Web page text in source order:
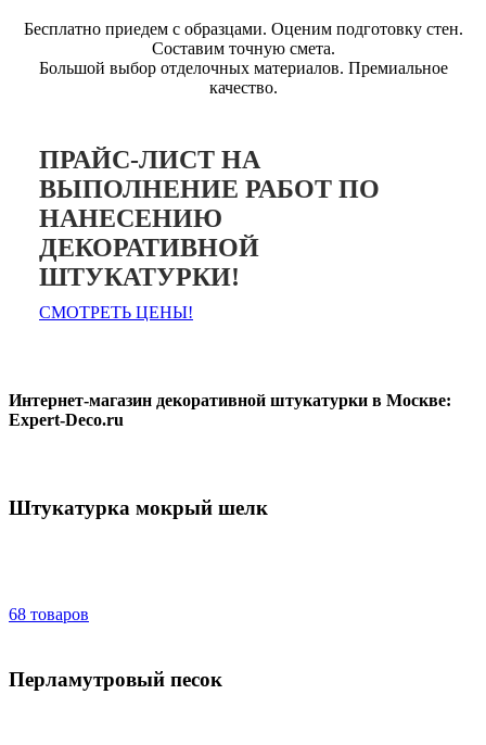
Бесплатно приедем с образцами. Оценим подготовку стен.
Составим точную смета.
Большой выбор отделочных материалов. Премиальное
качество.
ПРАЙС-ЛИСТ НА
ВЫПОЛНЕНИЕ РАБОТ ПО
НАНЕСЕНИЮ
ДЕКОРАТИВНОЙ
ШТУКАТУРКИ!
СМОТРЕТЬ ЦЕНЫ!
Интернет-магазин декоративной штукатурки в Москве:
Expert-Deco.ru
Штукатурка мокрый шелк
68 товаров
Перламутровый песок